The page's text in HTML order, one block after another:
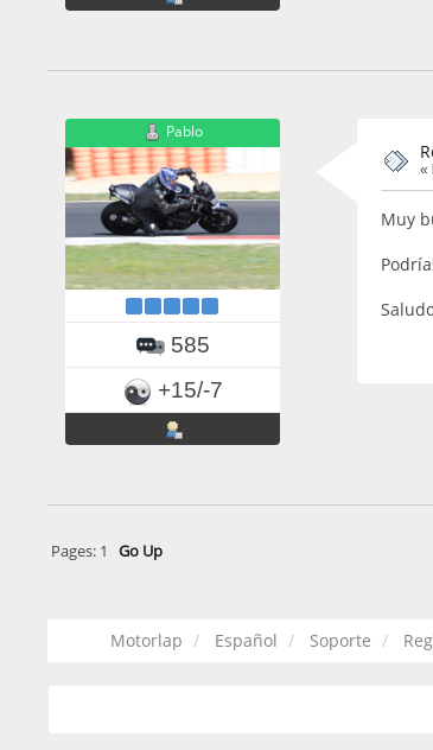
Pablo
585
+15/-7
«
Muy
Pages: 1 Go Up
Motorlap Español Soporte